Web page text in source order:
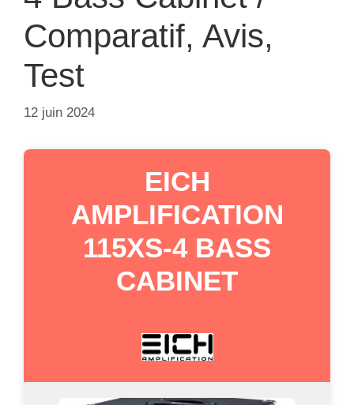
Comparatif, Avis,
Test
12 juin 2024
EICH
AMPLIFICATION
115XS-4 BASS
CABINET